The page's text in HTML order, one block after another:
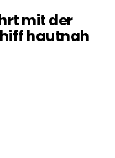
mit der
hautnah